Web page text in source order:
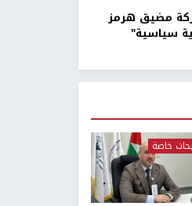
مضيق هرمز
سياسية"
خاصة